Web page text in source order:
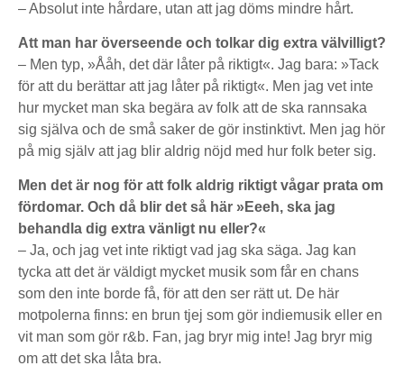
– Absolut inte hårdare, utan att jag döms mindre hårt.
Att man har överseende och tolkar dig extra välvilligt?
– Men typ, »Ååh, det där låter på riktigt«. Jag bara: »Tack
för att du berättar att jag låter på riktigt«. Men jag vet inte
hur mycket man ska begära av folk att de ska rannsaka
sig själva och de små saker de gör instinktivt. Men jag hör
på mig själv att jag blir aldrig nöjd med hur folk beter sig.
Men det är nog för att folk aldrig riktigt vågar prata om
fördomar. Och då blir det så här »Eeeh, ska jag
behandla dig extra vänligt nu eller?«
– Ja, och jag vet inte riktigt vad jag ska säga. Jag kan
tycka att det är väldigt mycket musik som får en chans
som den inte borde få, för att den ser rätt ut. De här
motpolerna finns: en brun tjej som gör indiemusik eller en
vit man som gör r&b. Fan, jag bryr mig inte! Jag bryr mig
om att det ska låta bra.